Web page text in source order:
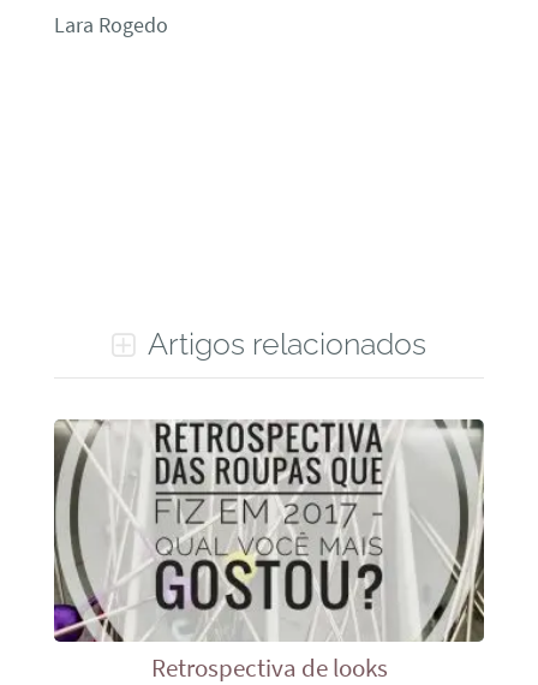
Lara Rogedo
Artigos relacionados
Retrospectiva de looks